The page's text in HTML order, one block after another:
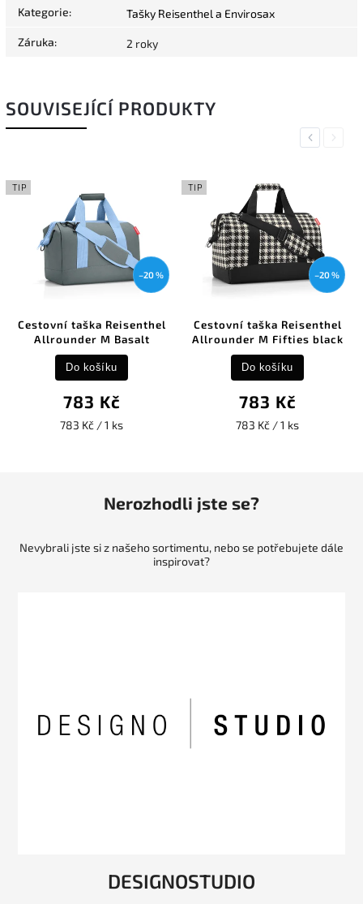
Kategorie: Tašky Reisenthel a Envirosax
Záruka: 2 roky
SOUVISEJÍCÍ PRODUKTY
Previous
TIP
–20 %
Cestovní taška Reisenthel
Allrounder M Basalt
783 Kč
783 Kč / 1 ks
Do košíku
TIP
–20 %
Cestovní taška Reisenthel
Allrounder M Fifties black
783 Kč
783 Kč / 1 ks
Do košíku
Next
Nerozhodli jste se?
Nevybrali jste si z našeho sortimentu, nebo se potřebujete dále
inspirovat?
DESIGNOSTUDIO